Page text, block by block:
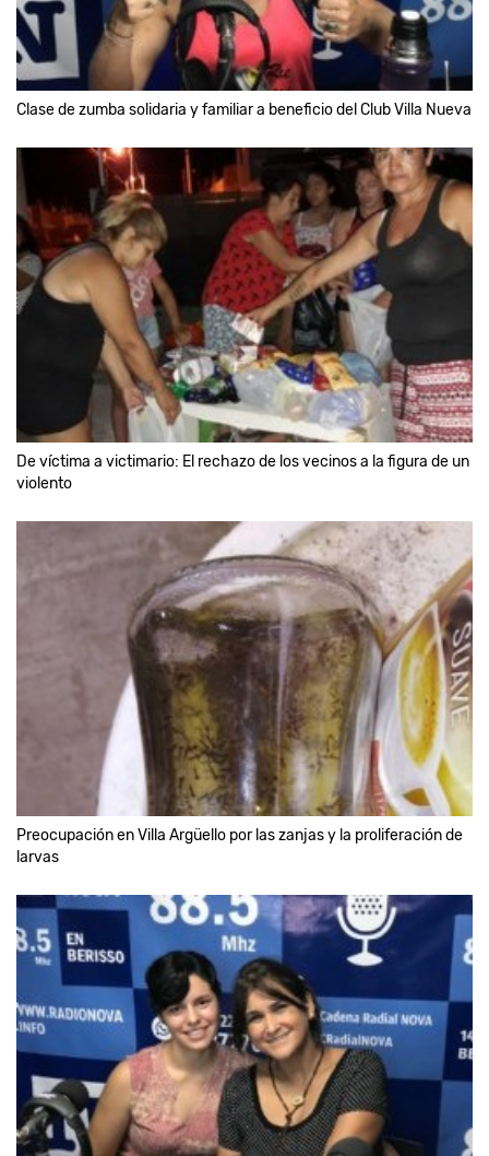
Clase de zumba solidaria y familiar a beneficio del Club Villa Nueva
De víctima a victimario: El rechazo de los vecinos a la figura de un
violento
Preocupación en Villa Argüello por las zanjas y la proliferación de
larvas